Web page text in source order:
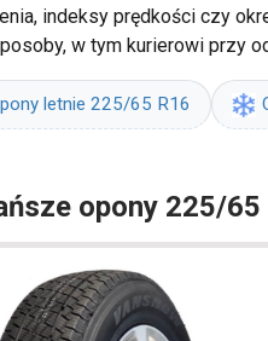
indeksy prędkości czy
w tym kurierowi przy
letnie 225/65 R16
opony 225/65